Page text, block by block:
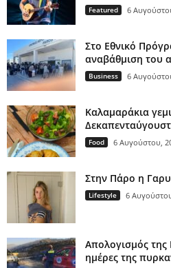
Featured 6
Στο Εθνικό
αναβάθμιση του
Business 6
Καλαμαράκια
Food 6 Αυγούστου,
Στην Πάρο η
Lifestyle 6
Απολογισμός της
ημέρες της